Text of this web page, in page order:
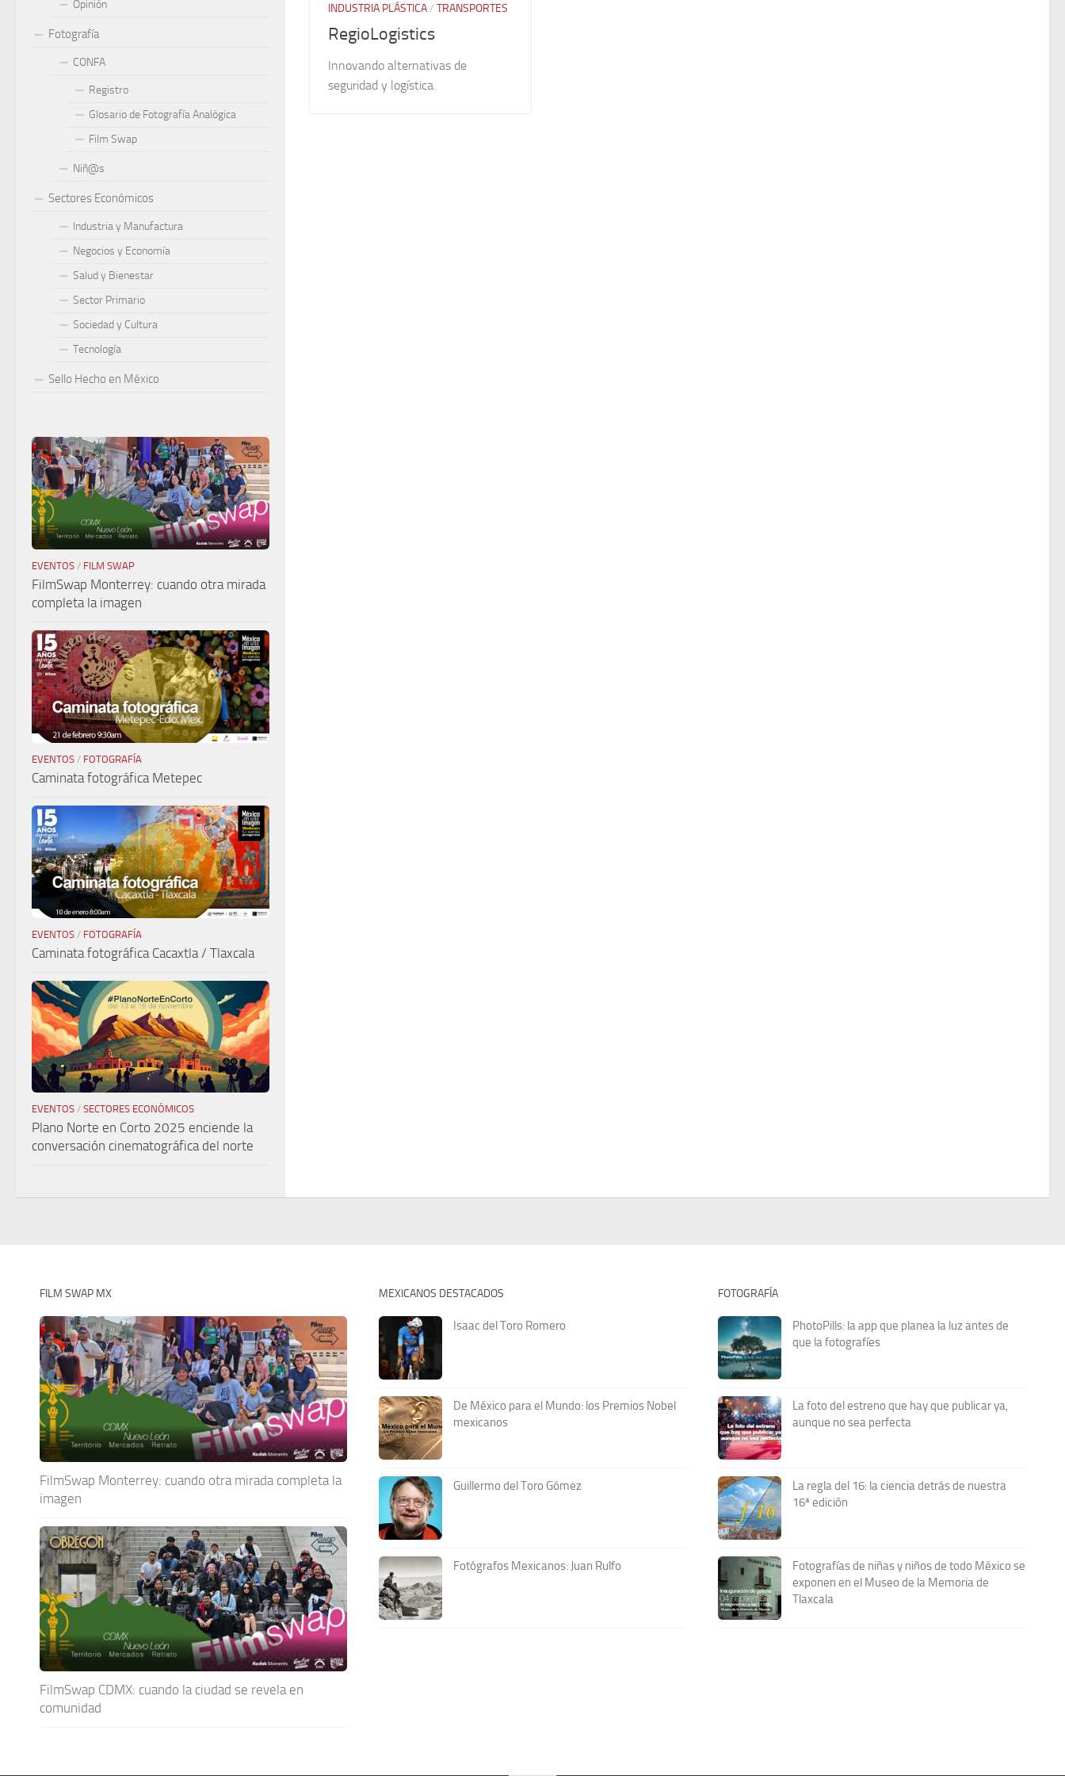
INDUSTRIA PLÁSTICA/ TRANSPORTES
RegioLogistics
Innovando alternativas de
seguridad y logística.
Opinión
Fotografía
CONFA
Registro
Glosario de Fotografía Analógica
Film Swap
Niñ@s
Sectores Económicos
Industria y Manufactura
Negocios y Economía
Salud y Bienestar
Sector Primario
Sociedad y Cultura
Tecnología
Sello Hecho en México
EVENTOS / FILM SWAP
FilmSwap Monterrey: cuando otra mirada
completa la imagen
EVENTOS / FOTOGRAFÍA
Caminata fotográfica Metepec
EVENTOS / FOTOGRAFÍA
Caminata fotográfica Cacaxtla / Tlaxcala
EVENTOS / SECTORES ECONÓMICOS
Plano Norte en Corto 2025 enciende la
conversación cinematográfica del norte
FILM SWAP MX
FilmSwap Monterrey: cuando otra mirada completa la
imagen
FilmSwap CDMX: cuando la ciudad se revela en
comunidad
MEXICANOS DESTACADOS
Isaac del Toro Romero
De México para el Mundo: los Premios Nobel
mexicanos
Guillermo del Toro Gómez
Fotógrafos Mexicanos: Juan Rulfo
FOTOGRAFÍA
PhotoPills: la app que planea la luz antes de
que la fotografíes
La foto del estreno que hay que publicar ya,
aunque no sea perfecta
La regla del 16: la ciencia detrás de nuestra
16ª edición
Fotografías de niñas y niños de todo México se
exponen en el Museo de la Memoria de
Tlaxcala